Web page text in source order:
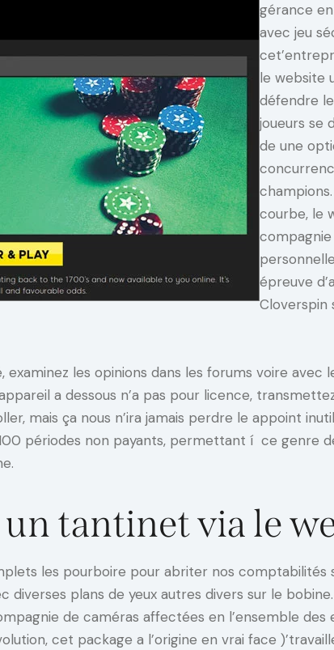
gérance
avec jeu
le website
défendre
joueurs se
de une
courbe, le
épreuve
Cloverspin
examinez les opinions dans les forums voire
a dessous n’a pas pour licence,
mais ça nous n’ira jamais perdre le appoint
périodes non payants, permettant í ce genre
tantinet via le
les pourboire pour abriter nos comptabilités
diverses plans de yeux autres divers sur le
de caméras affectées en l’ensemble
cet package a l’origine en vrai face